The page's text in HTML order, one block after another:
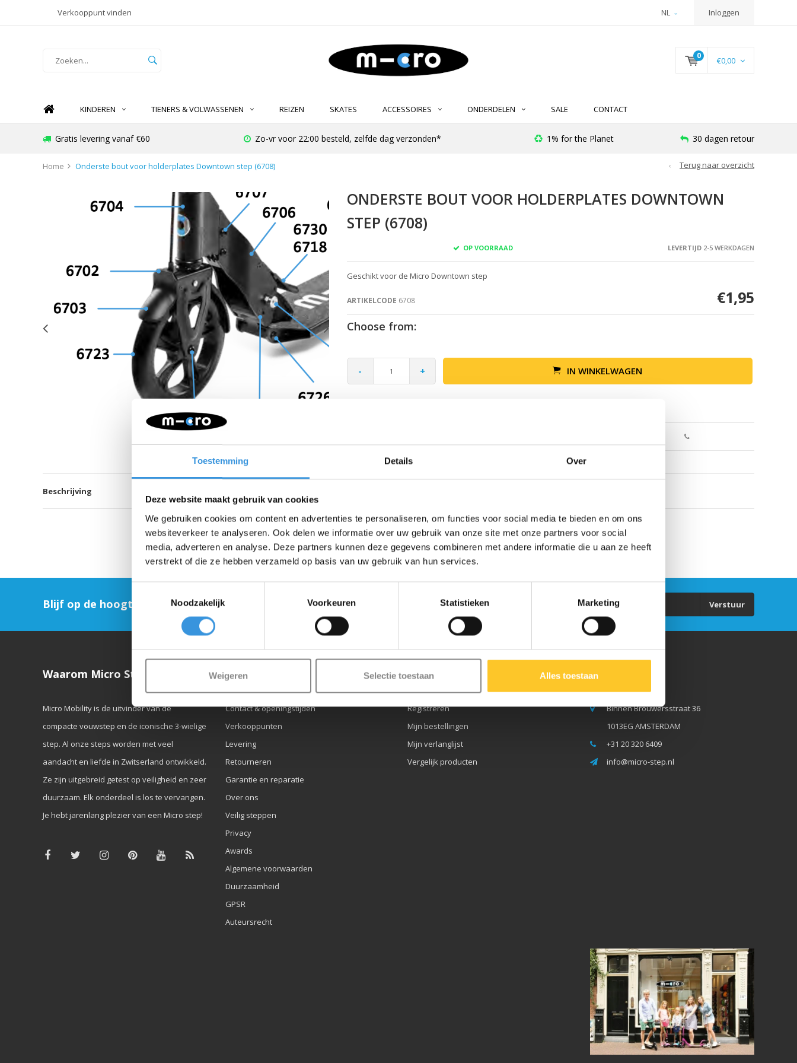
Toestemming Details Over
Deze website maakt gebruik van cookies
We gebruiken cookies om content en advertenties te personaliseren, om functies voor social media te bieden en om ons
websiteverkeer te analyseren. Ook delen we informatie over uw gebruik van onze site met onze partners voor social
media, adverteren en analyse. Deze partners kunnen deze gegevens combineren met andere informatie die u aan ze heeft
verstrekt of die ze hebben verzameld op basis van uw gebruik van hun services.
Noodzakelijk
Voorkeuren Statistieken Marketing
Weigeren Selectie toestaan Alles toestaan
Verkooppunt vinden NL Inloggen
0 €0,00
KINDEREN TIENERS & VOLWASSENEN REIZEN SKATES ACCESSOIRES ONDERDELEN SALE CONTACT
Gratis levering vanaf €60 Zo-vr voor 22:00 besteld, zelfde dag verzonden* 1% for the Planet 30 dagen retour
Home Onderste bout voor holderplates Downtown step (6708) Terug naar overzicht
ONDERSTE BOUT VOOR HOLDERPLATES DOWNTOWN
STEP (6708)
OP VOORRAAD LEVERTIJD2-5 WERKDAGEN
Geschikt voor de Micro Downtown step
ARTIKELCODE 6708 €1,95
Choose from:
- + IN WINKELWAGEN
Beschrijving
Blijf op de hoogte en schrijf je in voor onze nieuwsbrief Verstuur
Waarom Micro Step?
Micro Mobility is de uitvinder van de
compacte vouwstep en de iconische 3-wielige
step. Al onze steps worden met veel
aandacht en liefde in Zwitserland ontwikkeld.
Ze zijn uitgebreid getest op veiligheid en zeer
duurzaam. Elk onderdeel is los te vervangen.
Je hebt jarenlang plezier van een Micro step!
Klantenservice
Contact & openingstijden
Verkooppunten
Levering
Retourneren
Garantie en reparatie
Over ons
Veilig steppen
Privacy
Awards
Algemene voorwaarden
Duurzaamheid
GPSR
Auteursrecht
Mijn account
Registreren
Mijn bestellingen
Mijn verlanglijst
Vergelijk producten
Micro Step BV
Binnen Brouwersstraat 36
1013EG AMSTERDAM
+31 20 320 6409
info@micro-step.nl